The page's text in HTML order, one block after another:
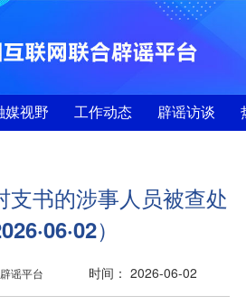
媒视野 工作动态 辟谣访谈
支书的涉事人员被查处
）
谣平台 时间： 2026-06-02